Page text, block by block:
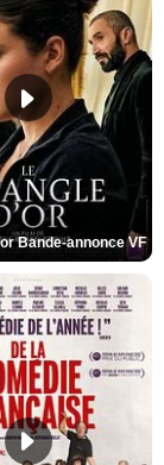
Bande-annonce VF